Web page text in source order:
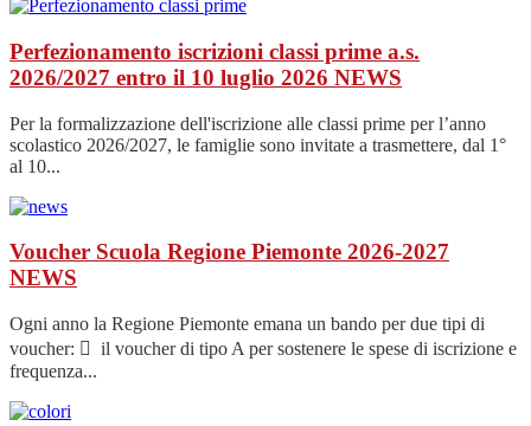
Perfezionamento iscrizioni classi prime a.s.
2026/2027 entro il 10 luglio 2026 NEWS
Per la formalizzazione dell'iscrizione alle classi prime per l’anno
scolastico 2026/2027, le famiglie sono invitate a trasmettere, dal 1°
al 10...
Voucher Scuola Regione Piemonte 2026-2027
NEWS
Ogni anno la Regione Piemonte emana un bando per due tipi di
voucher:  il voucher di tipo A per sostenere le spese di iscrizione e
frequenza...